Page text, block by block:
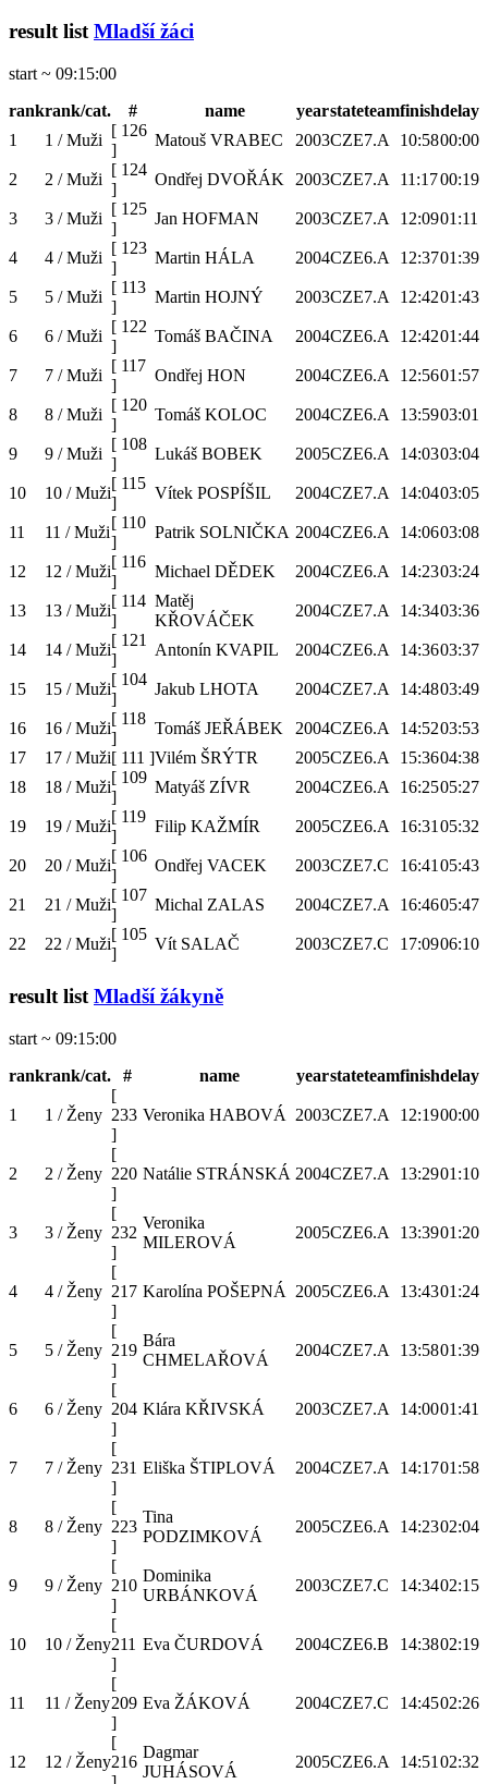
result listMladší žáci
start ~ 09:15:00
rankrank/cat. # name yearstateteamfinishdelay
1
1 / Muži
[ 126
]
Matouš VRABEC 2003CZE7.A 10:5800:00
2 2 / Muži
[ 124
]
Ondřej DVOŘÁK 2003CZE7.A 11:1700:19
3 3 / Muži
[ 125
]
Jan HOFMAN 2003CZE7.A 12:0901:11
4 4 / Muži
[ 123
]
Martin HÁLA 2004CZE6.A 12:3701:39
5 5 / Muži
[ 113
]
Martin HOJNÝ 2003CZE7.A 12:4201:43
6 6 / Muži
[ 122
]
Tomáš BAČINA 2004CZE6.A 12:4201:44
7 7 / Muži
[ 117
]
Ondřej HON 2004CZE6.A 12:5601:57
8 8 / Muži
[ 120
]
Tomáš KOLOC 2004CZE6.A 13:5903:01
9 9 / Muži
[ 108
]
Lukáš BOBEK 2005CZE6.A 14:0303:04
10 10 / Muži
[ 115
]
Vítek POSPÍŠIL 2004CZE7.A 14:0403:05
11 11 / Muži
[ 110
]
Patrik SOLNIČKA 2004CZE6.A 14:0603:08
12 12 / Muži
[ 116
]
Michael DĚDEK 2004CZE6.A 14:2303:24
13 13 / Muži
[ 114
]
Matěj
KŘOVÁČEK
2004CZE7.A 14:3403:36
14 14 / Muži
[ 121
]
Antonín KVAPIL 2004CZE6.A 14:3603:37
15 15 / Muži
[ 104
]
Jakub LHOTA 2004CZE7.A 14:4803:49
16 16 / Muži
[ 118
]
Tomáš JEŘÁBEK 2004CZE6.A 14:5203:53
17
17 / Muži[ 111 ]Vilém ŠRÝTR 2005CZE6.A 15:3604:38
18
18 / Muži
[ 109
]
Matyáš ZÍVR 2004CZE6.A 16:2505:27
19 19 / Muži
[ 119
]
Filip KAŽMÍR 2005CZE6.A 16:31 05:32
20 20 / Muži
[ 106
]
Ondřej VACEK 2003CZE7.C 16:41 05:43
21 21 / Muži
[ 107
]
Michal ZALAS 2004CZE7.A 16:4605:47
22 22 / Muži
[ 105
]
Vít SALAČ 2003CZE7.C 17:0906:10
result list Mladší žákyně
start ~ 09:15:00
rankrank/cat. # name yearstateteamfinishdelay
1 1 / Ženy
[
233
]
Veronika HABOVÁ 2003CZE7.A 12:1900:00
2 2 / Ženy
[
220
]
Natálie STRÁNSKÁ 2004CZE7.A 13:2901:10
3 3 / Ženy
[
232
]
Veronika
MILEROVÁ
2005CZE6.A 13:3901:20
4 4 / Ženy
[
217
]
Karolína POŠEPNÁ 2005CZE6.A 13:4301:24
5 5 / Ženy
[
219
]
Bára
CHMELAŘOVÁ
2004CZE7.A 13:5801:39
6 6 / Ženy
[
204
]
Klára KŘIVSKÁ 2003CZE7.A 14:0001:41
7 7 / Ženy
[
231
]
Eliška ŠTIPLOVÁ 2004CZE7.A 14:1701:58
8 8 / Ženy
[
223
]
Tina
PODZIMKOVÁ
2005CZE6.A 14:2302:04
9 9 / Ženy
[
210
]
Dominika
URBÁNKOVÁ
2003CZE7.C 14:3402:15
10 10 / Ženy
[
211
]
Eva ČURDOVÁ 2004CZE6.B 14:3802:19
11 11 / Ženy
[
209
]
Eva ŽÁKOVÁ 2004CZE7.C 14:4502:26
12 12 / Ženy
[
216
Dagmar
JUHÁSOVÁ
2005CZE6.A 14:51 02:32